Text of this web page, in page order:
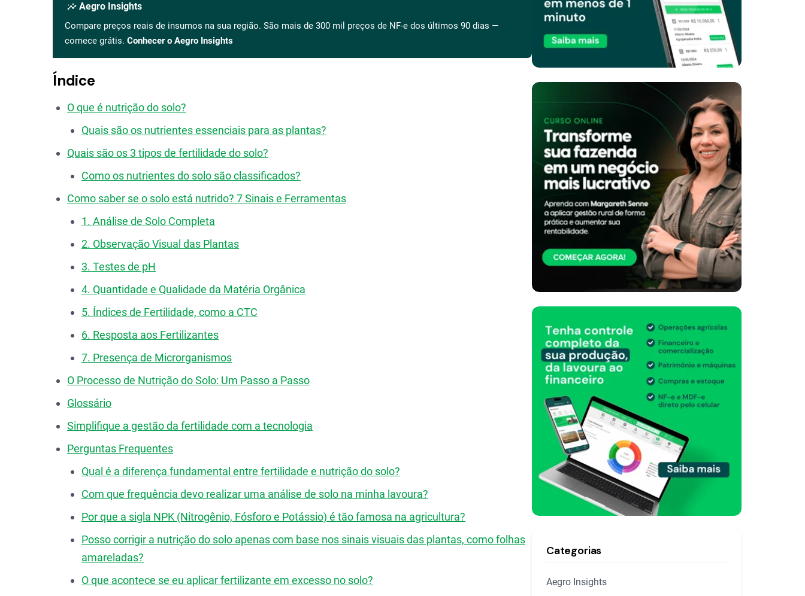
insights Aegro Insights
Compare preços reais de insumos na sua região. São mais de 300 mil preços de NF-e dos últimos 90 dias —
comece grátis. Conhecer o Aegro Insights
Índice
O que é nutrição do solo?
Quais são os nutrientes essenciais para as plantas?
Quais são os 3 tipos de fertilidade do solo?
Como os nutrientes do solo são classificados?
Como saber se o solo está nutrido? 7 Sinais e Ferramentas
1. Análise de Solo Completa
2. Observação Visual das Plantas
3. Testes de pH
4. Quantidade e Qualidade da Matéria Orgânica
5. Índices de Fertilidade, como a CTC
6. Resposta aos Fertilizantes
7. Presença de Microrganismos
O Processo de Nutrição do Solo: Um Passo a Passo
Glossário
Simplifique a gestão da fertilidade com a tecnologia
Perguntas Frequentes
Qual é a diferença fundamental entre fertilidade e nutrição do solo?
Com que frequência devo realizar uma análise de solo na minha lavoura?
Por que a sigla NPK (Nitrogênio, Fósforo e Potássio) é tão famosa na agricultura?
Posso corrigir a nutrição do solo apenas com base nos sinais visuais das plantas, como folhas
amareladas?
O que acontece se eu aplicar fertilizante em excesso no solo?
Categorias
Aegro Insights